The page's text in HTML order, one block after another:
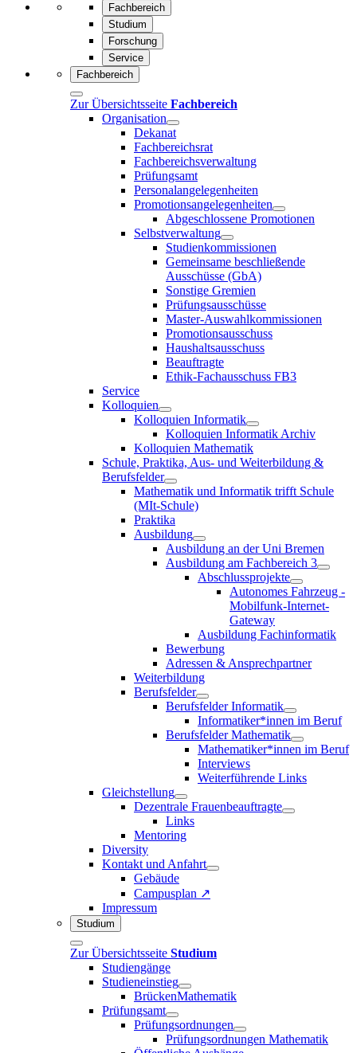
Fachbereich
Studium
Forschung
Service
Fachbereich
Zur Übersichtsseite Fachbereich
Organisation
Dekanat
Fachbereichsrat
Fachbereichsverwaltung
Prüfungsamt
Personalangelegenheiten
Promotionsangelegenheiten
Abgeschlossene Promotionen
Selbstverwaltung
Studienkommissionen
Gemeinsame beschließende
Ausschüsse (GbA)
Sonstige Gremien
Prüfungsausschüsse
Master-Auswahlkommissionen
Promotionsausschuss
Haushaltsausschuss
Beauftragte
Ethik-Fachausschuss FB3
Service
Kolloquien
Kolloquien Informatik
Kolloquien Informatik Archiv
Kolloquien Mathematik
Schule, Praktika, Aus- und Weiterbildung &
Berufsfelder
Mathematik und Informatik trifft Schule
(MIt-Schule)
Praktika
Ausbildung
Ausbildung an der Uni Bremen
Ausbildung am Fachbereich 3
Abschlussprojekte
Autonomes Fahrzeug -
Mobilfunk-Internet-
Gateway
Ausbildung Fachinformatik
Bewerbung
Adressen & Ansprechpartner
Weiterbildung
Berufsfelder
Berufsfelder Informatik
Informatiker*innen im Beruf
Berufsfelder Mathematik
Mathematiker*innen im Beruf
Interviews
Weiterführende Links
Gleichstellung
Dezentrale Frauenbeauftragte
Links
Mentoring
Diversity
Kontakt und Anfahrt
Gebäude
Campusplan ↗
Impressum
Studium
Zur Übersichtsseite Studium
Studiengänge
Studieneinstieg
BrückenMathematik
Prüfungsamt
Prüfungsordnungen
Prüfungsordnungen Mathematik